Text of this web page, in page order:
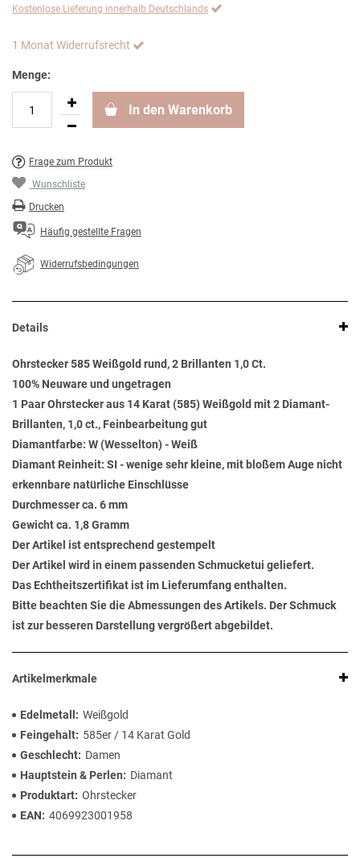
Kostenlose Lieferung innerhalb Deutschlands
1 Monat Widerrufsrecht
Menge:
In den Warenkorb
Frage zum Produkt
Wunschliste
Drucken
Häufig gestellte Fragen
Widerrufsbedingungen
Details
Ohrstecker 585 Weißgold rund, 2 Brillanten 1,0 Ct.
100% Neuware und ungetragen
1 Paar Ohrstecker aus 14 Karat (585) Weißgold mit 2 Diamant-
Brillanten, 1,0 ct., Feinbearbeitung gut
Diamantfarbe: W (Wesselton) - Weiß
Diamant Reinheit: SI - wenige sehr kleine, mit bloßem Auge nicht
erkennbare natürliche Einschlüsse
Durchmesser ca. 6 mm
Gewicht ca. 1,8 Gramm
Der Artikel ist entsprechend gestempelt
Der Artikel wird in einem passenden Schmucketui geliefert.
Das Echtheitszertifikat ist im Lieferumfang enthalten.
Bitte beachten Sie die Abmessungen des Artikels. Der Schmuck
ist zur besseren Darstellung vergrößert abgebildet.
Artikelmerkmale
Edelmetall
Weißgold
Feingehalt
585er / 14 Karat Gold
Geschlecht
Damen
Hauptstein & Perlen
Diamant
Produktart Ohrstecker
EAN
4069923001958